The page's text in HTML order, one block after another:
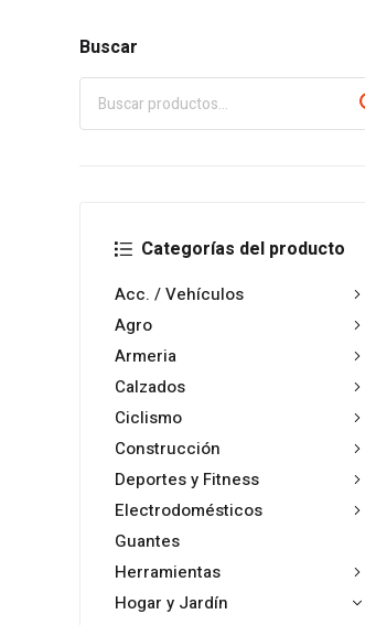
Buscar
Categorías del producto
Acc. / Vehículos
Agro
Armeria
Calzados
Ciclismo
Construcción
Deportes y Fitness
Electrodomésticos
Guantes
Herramientas
Hogar y Jardín